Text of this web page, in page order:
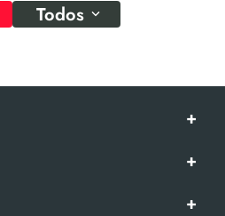
Todos
+
+
+